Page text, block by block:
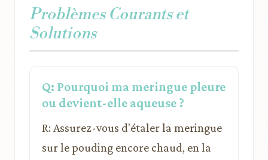
Problèmes Courants et
Solutions
Q: Pourquoi ma meringue pleure
ou devient-elle aqueuse ?
R: Assurez-vous d'étaler la meringue
sur le pouding encore chaud, en la